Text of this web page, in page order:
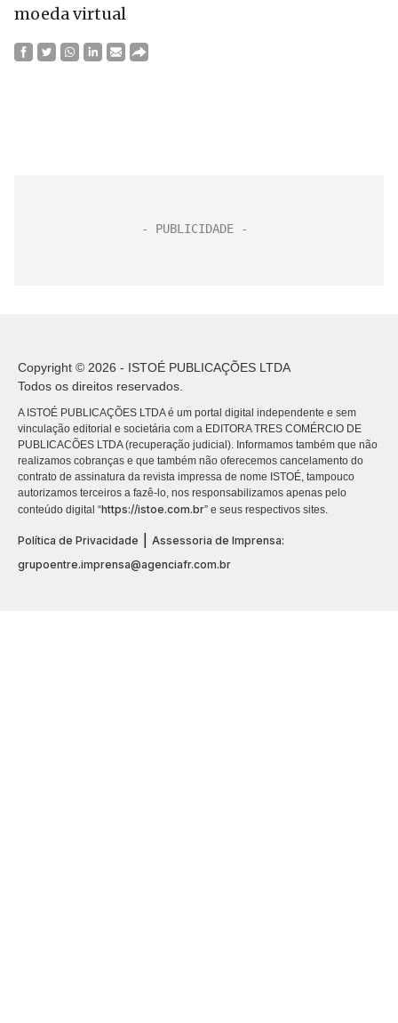
moeda virtual
Copyright © 2026 - ISTOÉ PUBLICAÇÕES LTDA
Todos os direitos reservados.
A ISTOÉ PUBLICAÇÕES LTDA é um portal digital independente e sem
vinculação editorial e societária com a EDITORA TRES COMÉRCIO DE
PUBLICACÕES LTDA (recuperação judicial). Informamos também que não
realizamos cobranças e que também não oferecemos cancelamento do
contrato de assinatura da revista impressa de nome ISTOÉ, tampouco
autorizamos terceiros a fazê-lo, nos responsabilizamos apenas pelo
conteúdo digital “https://istoe.com.br” e seus respectivos sites.
Política de Privacidade | Assessoria de Imprensa:
grupoentre.imprensa@agenciafr.com.br